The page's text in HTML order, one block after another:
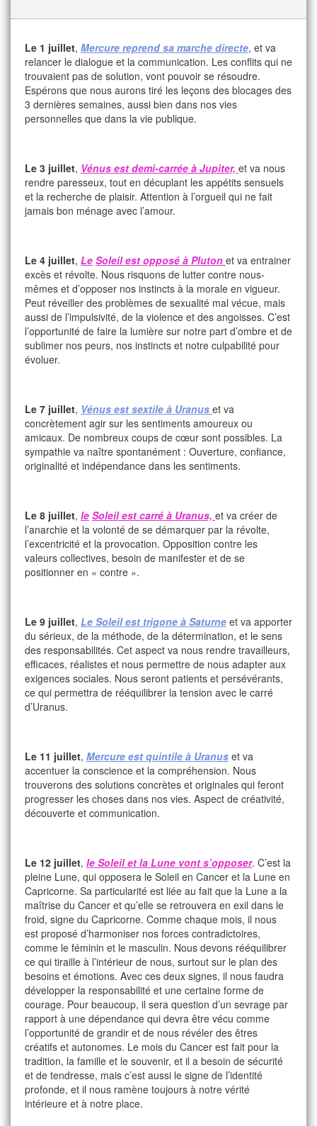
Le 1 juillet, Mercure reprend sa marche directe, et va
relancer le dialogue et la communication. Les conflits qui ne
trouvaient pas de solution, vont pouvoir se résoudre.
Espérons que nous aurons tiré les leçons des blocages des
3 dernières semaines, aussi bien dans nos vies
personnelles que dans la vie publique.
Le 3 juillet, Vénus est demi-carrée à Jupiter, et va nous
rendre paresseux, tout en décuplant les appétits sensuels
et la recherche de plaisir. Attention à l’orgueil qui ne fait
jamais bon ménage avec l’amour.
Le 4 juillet, Le Soleil est opposé à Pluton et va entrainer
excès et révolte. Nous risquons de lutter contre nous-
mêmes et d’opposer nos instincts à la morale en vigueur.
Peut réveiller des problèmes de sexualité mal vécue, mais
aussi de l’impulsivité, de la violence et des angoisses. C’est
l’opportunité de faire la lumière sur notre part d’ombre et de
sublimer nos peurs, nos instincts et notre culpabilité pour
évoluer.
Le 7 juillet, Vénus est sextile à Uranus et va
concrètement agir sur les sentiments amoureux ou
amicaux. De nombreux coups de cœur sont possibles. La
sympathie va naître spontanément : Ouverture, confiance,
originalité et indépendance dans les sentiments.
Le 8 juillet, le Soleil est carré à Uranus, et va créer de
l’anarchie et la volonté de se démarquer par la révolte,
l’excentricité et la provocation. Opposition contre les
valeurs collectives, besoin de manifester et de se
positionner en « contre ».
Le 9 juillet, Le Soleil est trigone à Saturne et va apporter
du sérieux, de la méthode, de la détermination, et le sens
des responsabilités. Cet aspect va nous rendre travailleurs,
efficaces, réalistes et nous permettre de nous adapter aux
exigences sociales. Nous seront patients et persévérants,
ce qui permettra de rééquilibrer la tension avec le carré
d’Uranus.
Le 11 juillet, Mercure est quintile à Uranus et va
accentuer la conscience et la compréhension. Nous
trouverons des solutions concrètes et originales qui feront
progresser les choses dans nos vies. Aspect de créativité,
découverte et communication.
Le 12 juillet, le Soleil et la Lune vont s’opposer. C’est la
pleine Lune, qui opposera le Soleil en Cancer et la Lune en
Capricorne. Sa particularité est liée au fait que la Lune a la
maîtrise du Cancer et qu’elle se retrouvera en exil dans le
froid, signe du Capricorne. Comme chaque mois, il nous
est proposé d’harmoniser nos forces contradictoires,
comme le féminin et le masculin. Nous devons rééquilibrer
ce qui tiraille à l’intérieur de nous, surtout sur le plan des
besoins et émotions. Avec ces deux signes, il nous faudra
développer la responsabilité et une certaine forme de
courage. Pour beaucoup, il sera question d’un sevrage par
rapport à une dépendance qui devra être vécu comme
l’opportunité de grandir et de nous révéler des êtres
créatifs et autonomes. Le mois du Cancer est fait pour la
tradition, la famille et le souvenir, et il a besoin de sécurité
et de tendresse, mais c’est aussi le signe de l’identité
profonde, et il nous ramène toujours à notre vérité
intérieure et à notre place.